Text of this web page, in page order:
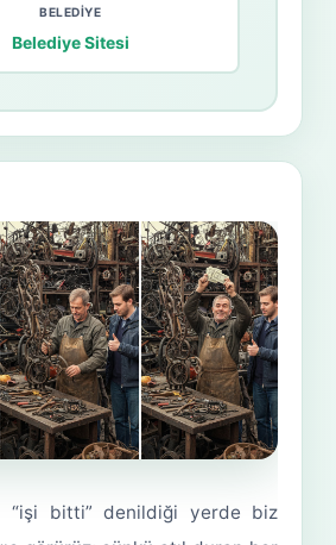
BELEDIYE
Belediye Sitesi
“işi bitti” denildiği yerde biz